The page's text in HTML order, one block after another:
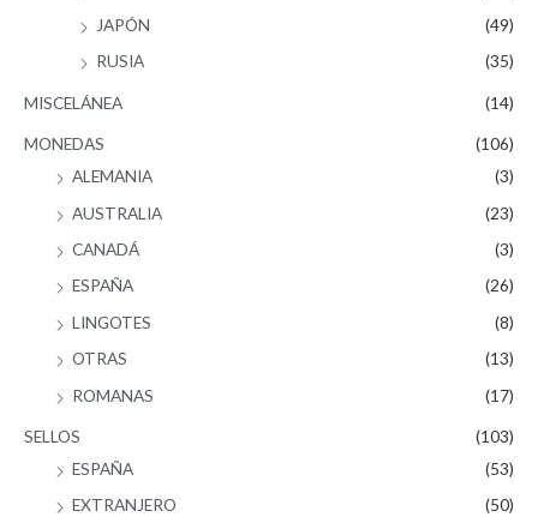
JAPÓN
(49)
RUSIA
(35)
MISCELÁNEA (14)
MONEDAS
(106)
ALEMANIA
(3)
AUSTRALIA
(23)
CANADÁ
(3)
ESPAÑA
(26)
LINGOTES
(8)
OTRAS
(13)
ROMANAS
(17)
SELLOS
(103)
ESPAÑA
(53)
EXTRANJERO
(50)